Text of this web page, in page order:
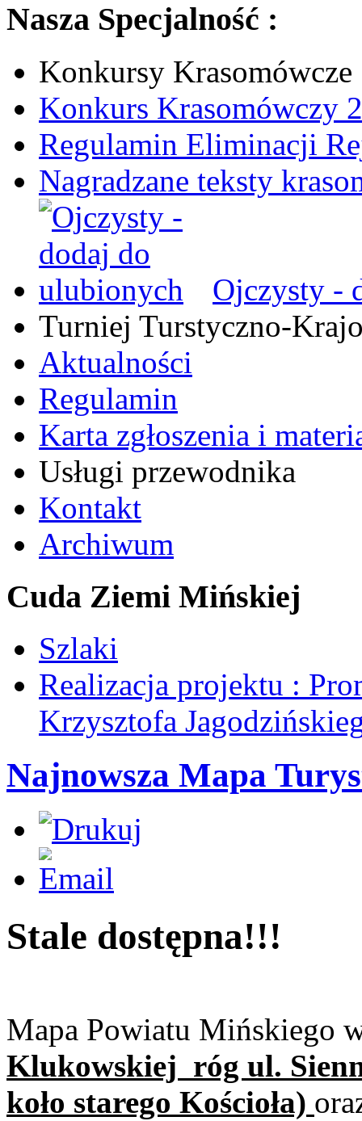
Nasza Specjalność :
Konkursy Krasomówcze
Konkurs Krasomówczy
Regulamin Eliminacji
Nagradzane teksty
Ojczysty -
Turniej Turstyczno-
Aktualności
Regulamin
Karta zgłoszenia i
Usługi przewodnika
Kontakt
Archiwum
Cuda Ziemi Mińskiej
Szlaki
Realizacja projektu :
Krzysztofa
Najnowsza Mapa
Stale dostępna!!!
Mapa Powiatu Mińskiego
Klukowskiej róg ul.
koło starego Kościoła)